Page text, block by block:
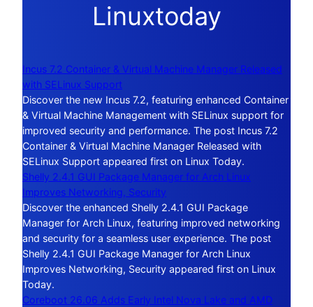
Linuxtoday
Incus 7.2 Container & Virtual Machine Manager Released
with SELinux Support
Discover the new Incus 7.2, featuring enhanced Container
& Virtual Machine Management with SELinux support for
improved security and performance. The post Incus 7.2
Container & Virtual Machine Manager Released with
SELinux Support appeared first on Linux Today.
Shelly 2.4.1 GUI Package Manager for Arch Linux
Improves Networking, Security
Discover the enhanced Shelly 2.4.1 GUI Package
Manager for Arch Linux, featuring improved networking
and security for a seamless user experience. The post
Shelly 2.4.1 GUI Package Manager for Arch Linux
Improves Networking, Security appeared first on Linux
Today.
Coreboot 26.06 Adds Early Intel Nova Lake and AMD